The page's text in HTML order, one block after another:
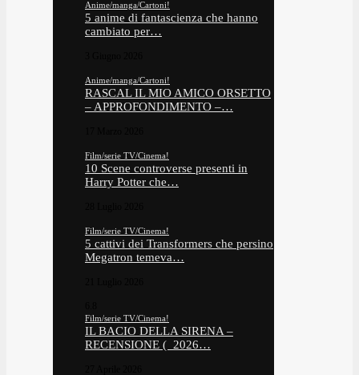
Anime/manga/Cartoni!
5 anime di fantascienza che hanno
cambiato per…
Anime/manga/Cartoni!
RASCAL IL MIO AMICO ORSETTO
– APPROFONDIMENTO –…
Film/serie TV/Cinema!
10 Scene controverse presenti in
Harry Potter che…
Film/serie TV/Cinema!
5 cattivi dei Transformers che persino
Megatron temeva…
Film/serie TV/Cinema!
IL BACIO DELLA SIRENA –
RECENSIONE ( 2026…